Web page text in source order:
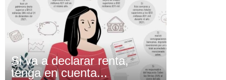
Si va a declarar renta,
tenga en cuenta...